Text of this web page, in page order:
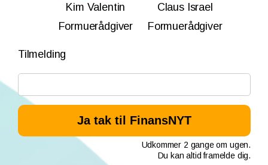
Kim Valentin
Formuerådgiver
Claus Israel
Formuerådgiver
Tilmelding
Udkommer 2 gange om ugen.
Du kan altid framelde dig.